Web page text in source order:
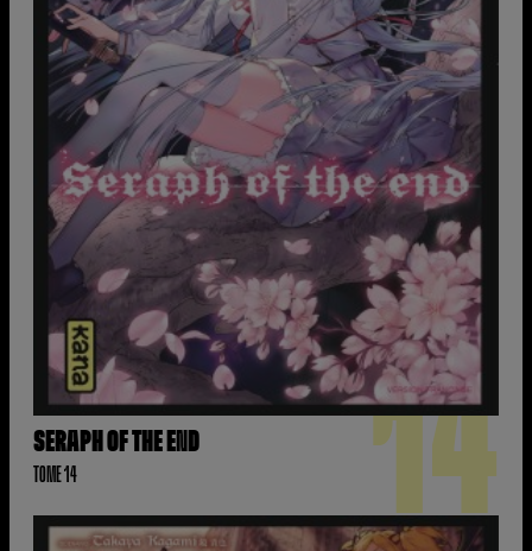
SERAPH OF THE END
TOME 14 14